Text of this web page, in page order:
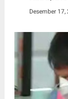
Desember 17,